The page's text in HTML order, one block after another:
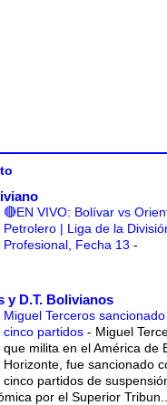
🔴EN VIVO: Bolívar vs
Petrolero | Liga de la
Profesional, Fecha 13 -
y D.T. Bolivianos
Miguel Terceros
cinco partidos - Miguel
que milita en el América de
Horizonte, fue sancionado
cinco partidos de
por el Superior